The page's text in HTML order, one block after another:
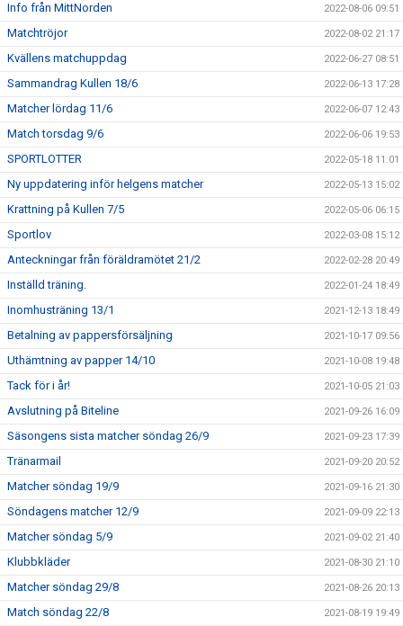
Info från MittNorden 2022-08-06 09:51
Matchtröjor 2022-08-02 21:17
Kvällens matchuppdag 2022-06-27 08:51
Sammandrag Kullen 18/6 2022-06-13 17:28
Matcher lördag 11/6 2022-06-07 12:43
Match torsdag 9/6 2022-06-06 19:53
SPORTLOTTER 2022-05-18 11:01
Ny uppdatering inför helgens matcher 2022-05-13 15:02
Krattning på Kullen 7/5 2022-05-06 06:15
Sportlov 2022-03-08 15:12
Anteckningar från föräldramötet 21/2 2022-02-28 20:49
Inställd träning. 2022-01-24 18:49
Inomhusträning 13/1 2021-12-13 18:49
Betalning av pappersförsäljning 2021-10-17 09:56
Uthämtning av papper 14/10 2021-10-08 19:48
Tack för i år! 2021-10-05 21:03
Avslutning på Biteline 2021-09-26 16:09
Säsongens sista matcher söndag 26/9 2021-09-23 17:39
Tränarmail 2021-09-20 20:52
Matcher söndag 19/9 2021-09-16 21:30
Söndagens matcher 12/9 2021-09-09 22:13
Matcher söndag 5/9 2021-09-02 21:40
Klubbkläder 2021-08-30 21:10
Matcher söndag 29/8 2021-08-26 20:13
Match söndag 22/8 2021-08-19 19:49